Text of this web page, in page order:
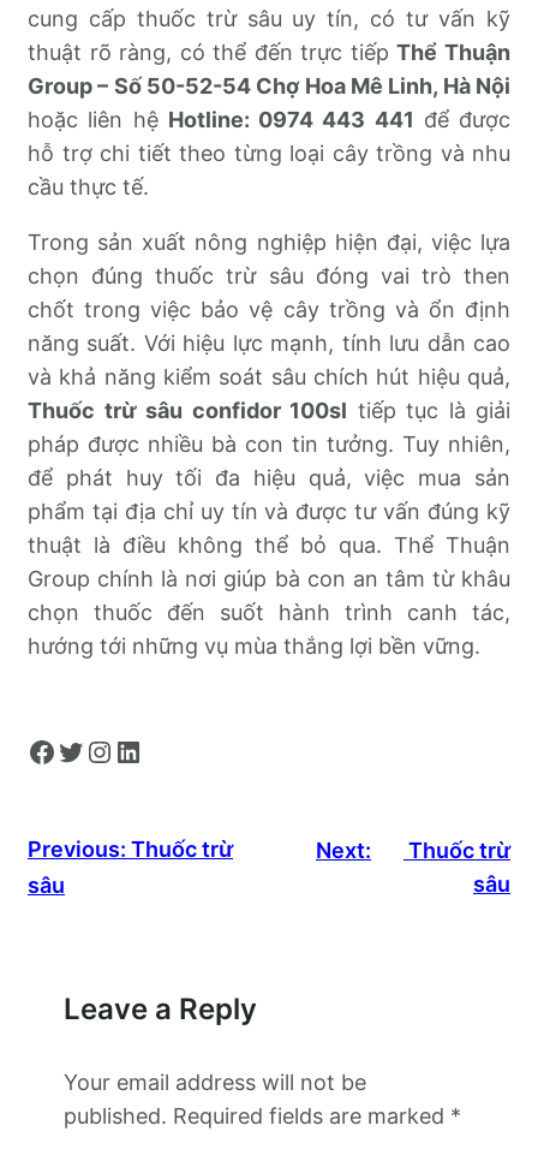
cung cấp thuốc trừ sâu uy tín, có tư vấn kỹ
thuật rõ ràng, có thể đến trực tiếpThể Thuận
Group – Số 50-52-54 Chợ Hoa Mê Linh, Hà Nội
hoặc liên hệ Hotline: 0974 443 441 để được
hỗ trợ chi tiết theo từng loại cây trồng và nhu
cầu thực tế.
Trong sản xuất nông nghiệp hiện đại, việc lựa
chọn đúng thuốc trừ sâu đóng vai trò then
chốt trong việc bảo vệ cây trồng và ổn định
năng suất. Với hiệu lực mạnh, tính lưu dẫn cao
và khả năng kiểm soát sâu chích hút hiệu quả,
Thuốc trừ sâu confidor 100sl tiếp tục là giải
pháp được nhiều bà con tin tưởng. Tuy nhiên,
để phát huy tối đa hiệu quả, việc mua sản
phẩm tại địa chỉ uy tín và được tư vấn đúng kỹ
thuật là điều không thể bỏ qua. Thể Thuận
Group chính là nơi giúp bà con an tâm từ khâu
chọn thuốc đến suốt hành trình canh tác,
hướng tới những vụ mùa thắng lợi bền vững.
Facebook Twitter Instagram LinkedIn
Previous: Thuốc trừ
sâu
Next:
Thuốc trừ
sâu
Leave a Reply
Your email address will not be
published. Required fields are marked *